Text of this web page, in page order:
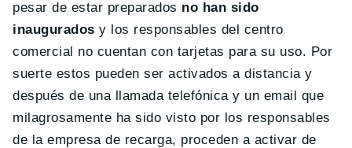
pesar de estar preparados no han sido
inaugurados y los responsables del centro
comercial no cuentan con tarjetas para su uso. Por
suerte estos pueden ser activados a distancia y
después de una llamada telefónica y un email que
milagrosamente ha sido visto por los responsables
de la empresa de recarga, proceden a activar de